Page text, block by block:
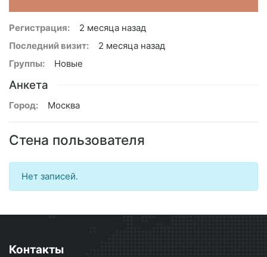
Регистрация:
2 месяца назад
Последний визит:
2 месяца назад
Группы:
Новые
Анкета
Город: Москва
Стена пользователя
Нет записей.
Контакты